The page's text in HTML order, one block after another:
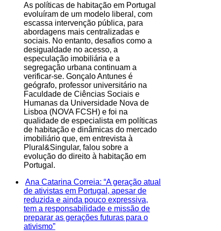
As políticas de habitação em Portugal
evoluíram de um modelo liberal, com
escassa intervenção pública, para
abordagens mais centralizadas e
sociais. No entanto, desafios como a
desigualdade no acesso, a
especulação imobiliária e a
segregação urbana continuam a
verificar-se. Gonçalo Antunes é
geógrafo, professor universitário na
Faculdade de Ciências Sociais e
Humanas da Universidade Nova de
Lisboa (NOVA FCSH) e foi na
qualidade de especialista em políticas
de habitação e dinâmicas do mercado
imobiliário que, em entrevista à
Plural&Singular, falou sobre a
evolução do direito à habitação em
Portugal.
Ana Catarina Correia: “A geração atual
de ativistas em Portugal, apesar de
reduzida e ainda pouco expressiva,
tem a responsabilidade e missão de
preparar as gerações futuras para o
ativismo”